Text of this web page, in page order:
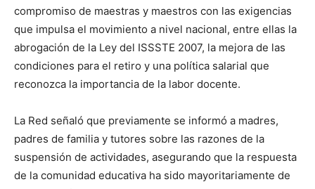
compromiso de maestras y maestros con las exigencias
que impulsa el movimiento a nivel nacional, entre ellas la
abrogación de la Ley del ISSSTE 2007, la mejora de las
condiciones para el retiro y una política salarial que
reconozca la importancia de la labor docente.
La Red señaló que previamente se informó a madres,
padres de familia y tutores sobre las razones de la
suspensión de actividades, asegurando que la respuesta
de la comunidad educativa ha sido mayoritariamente de